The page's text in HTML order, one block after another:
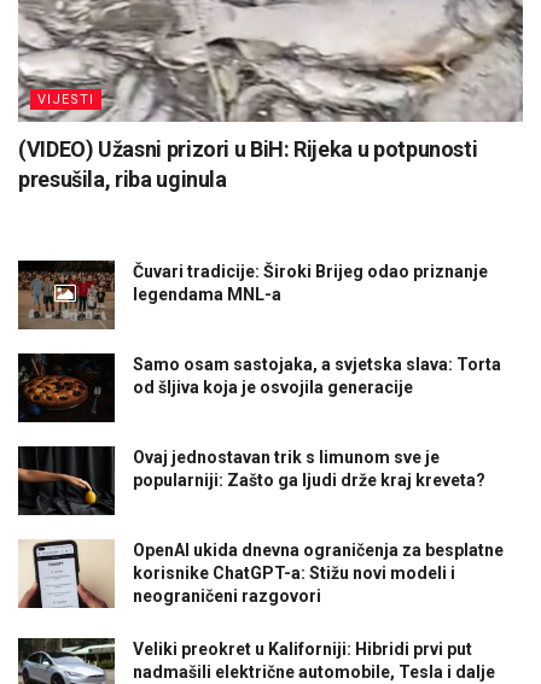
VIJESTI
(VIDEO) Užasni prizori u BiH: Rijeka u potpunosti
presušila, riba uginula
Čuvari tradicije: Široki Brijeg odao priznanje
legendama MNL-a
Samo osam sastojaka, a svjetska slava: Torta
od šljiva koja je osvojila generacije
Ovaj jednostavan trik s limunom sve je
popularniji: Zašto ga ljudi drže kraj kreveta?
OpenAI ukida dnevna ograničenja za besplatne
korisnike ChatGPT-a: Stižu novi modeli i
neograničeni razgovori
Veliki preokret u Kaliforniji: Hibridi prvi put
nadmašili električne automobile, Tesla i dalje